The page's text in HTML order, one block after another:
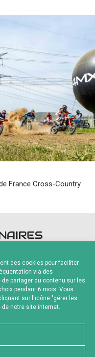
des cookies pour faciliter
via des
partager du contenu sur les
pendant 6 mois. Vous
sur l'icône "gérer les
de notre site internet.
France Cross-Country